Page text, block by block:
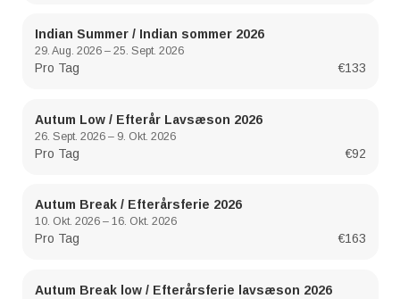
Indian Summer / Indian sommer 2026
29. Aug. 2026 – 25. Sept. 2026
Pro Tag €133
Autum Low / Efterår Lavsæson 2026
26. Sept. 2026 – 9. Okt. 2026
Pro Tag €92
Autum Break / Efterårsferie 2026
10. Okt. 2026 – 16. Okt. 2026
Pro Tag €163
Autum Break low / Efterårsferie lavsæson 2026